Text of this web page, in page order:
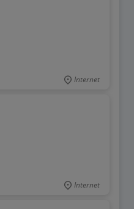
Internet
Internet